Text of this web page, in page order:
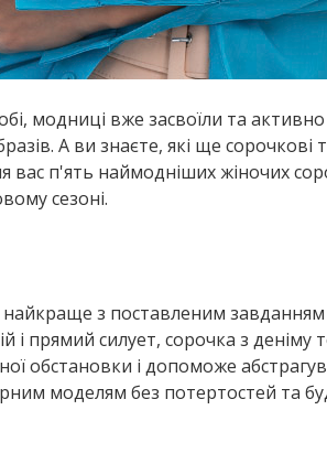
модниці вже засвоїли та
А ви знаєте, які ще сорочкові
вас п'ять наймодніших жіночих
сезоні.
з поставленим завданням
прямий силует, сорочка з деніму
обстановки і допоможе
моделям без потертостей та